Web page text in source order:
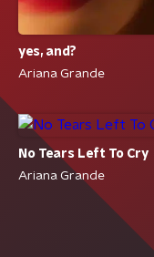
yes, and?
Ariana Grande
No Tears Left To Cry
Ariana Grande